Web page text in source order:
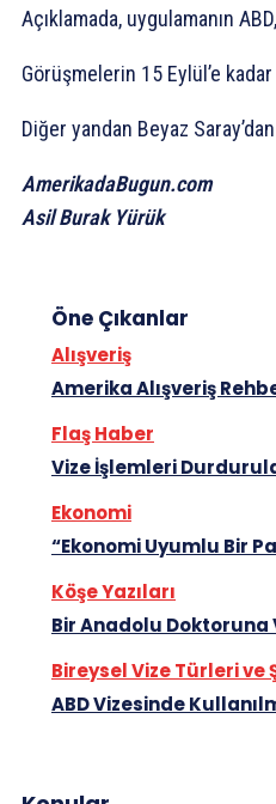
Açıklamada, uygulamanın
Görüşmelerin 15 Eylül’e
Diğer yandan Beyaz
AmerikadaBugun.com
Asil Burak Yürük
Öne Çıkanlar
Alışveriş
Amerika Alışveriş
Flaş Haber
Vize İşlemleri
Ekonomi
“Ekonomi Uyumlu Bir
Köşe Yazıları
Bir Anadolu Doktoruna
Bireysel Vize Türleri ve
ABD Vizesinde